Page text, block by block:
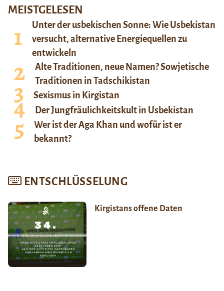
MEISTGELESEN
Unter der usbekischen Sonne: Wie Usbekistan
versucht, alternative Energiequellen zu
entwickeln
Alte Traditionen, neue Namen? Sowjetische
Traditionen in Tadschikistan
Sexismus in Kirgistan
Der Jungfräulichkeitskult in Usbekistan
Wer ist der Aga Khan und wofür ist er
bekannt?
ENTSCHLÜSSELUNG
Kirgistans offene Daten